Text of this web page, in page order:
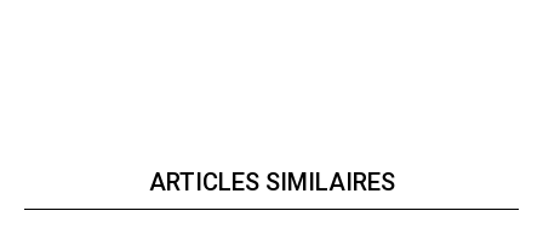
ARTICLES SIMILAIRES